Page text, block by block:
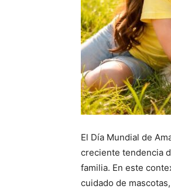
El Día Mundial de
creciente tendencia
familia. En este
cuidado de